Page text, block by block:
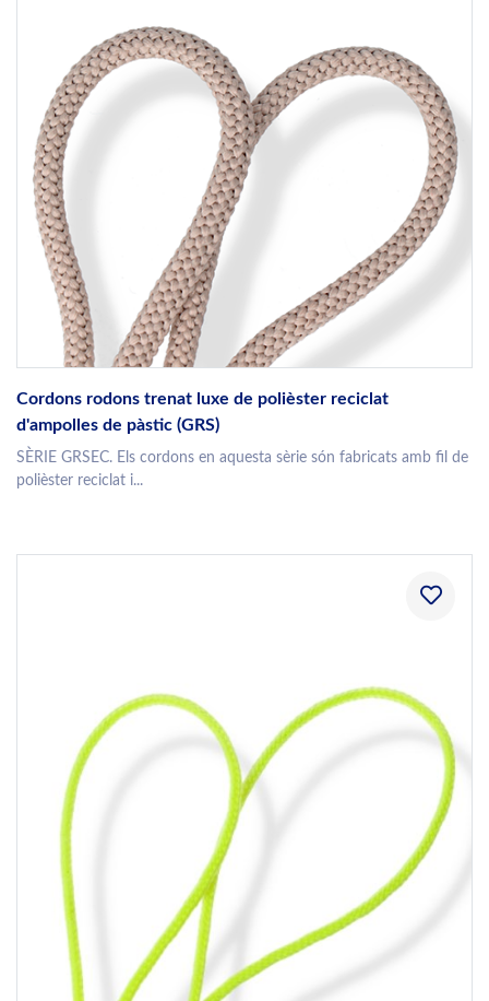
Cordons rodons trenat luxe de polièster reciclat
d'ampolles de pàstic (GRS)
SÈRIE GRSEC. Els cordons en aquesta sèrie són fabricats amb fil de
polièster reciclat i...